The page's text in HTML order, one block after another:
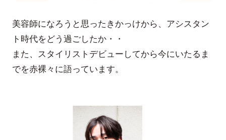
美容師になろうと思ったきかっけから、アシスタン
ト時代をどう過ごしたか・・
また、スタイリストデビューしてから今にいたるま
でを赤裸々に語っています。